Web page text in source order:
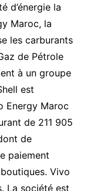
d’énergie la
Maroc, la
les carburants
de Pétrole
à un groupe
est
Energy Maroc
de 211 905
de
paiement
Vivo
La société est